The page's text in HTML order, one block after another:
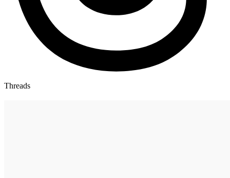
Threads